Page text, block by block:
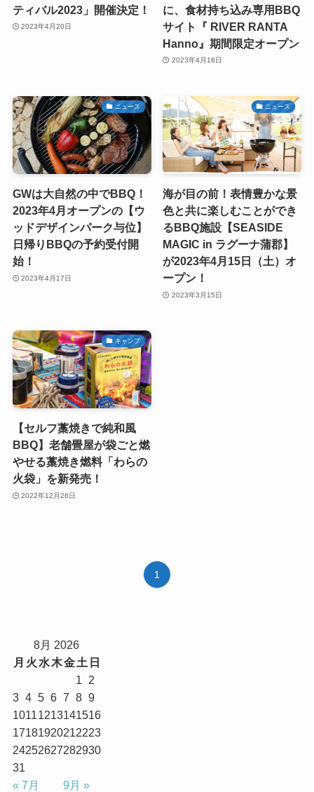
ティバル2023」開催決定！
2023年4月20日
に、食材持ち込み専用BBQ
サイト『 RIVER RANTA
Hanno』期間限定オープン
2023年4月18日
ニュース
GWは大自然の中でBBQ！
2023年4月オープンの【ウ
ッドデザインパーク与位】
日帰りBBQの予約受付開
始！
2023年4月17日
ニュース
海が目の前！表情豊かな景
色と共に楽しむことができ
るBBQ施設【SEASIDE
MAGIC in ラグーナ蒲郡】
が2023年4月15日（土）オ
ープン！
2023年3月15日
キャンプ
【セルフ藁焼きで純和風
BBQ】老舗畳屋が袋ごと燃
やせる藁焼き燃料「わらの
火袋」を新発売！
2022年12月26日
1
8月 2026
月 火 水木金土 日
1
2
3 4 5 6 7 8 9
10111213141516
17181920212223
24252627282930
31
« 7月
9月 »